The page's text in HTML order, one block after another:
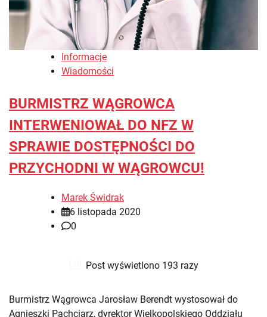
Informacje
Wiadomości
BURMISTRZ WĄGROWCA
INTERWENIOWAŁ DO NFZ W
SPRAWIE DOSTĘPNOŚCI DO
PRZYCHODNI W WĄGROWCU!
Marek Świdrak
6 listopada 2020
0
Post wyświetlono 193 razy
Burmistrz Wągrowca Jarosław Berendt wystosował do
Agnieszki Pachciarz, dyrektor Wielkopolskiego Oddziału